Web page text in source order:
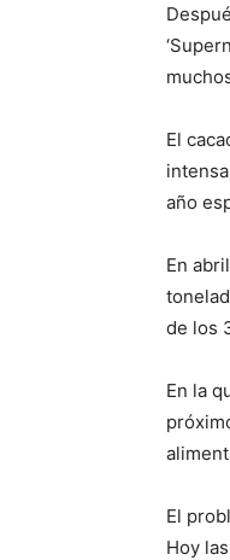
El
año
En
de los
En la
El
Hoy